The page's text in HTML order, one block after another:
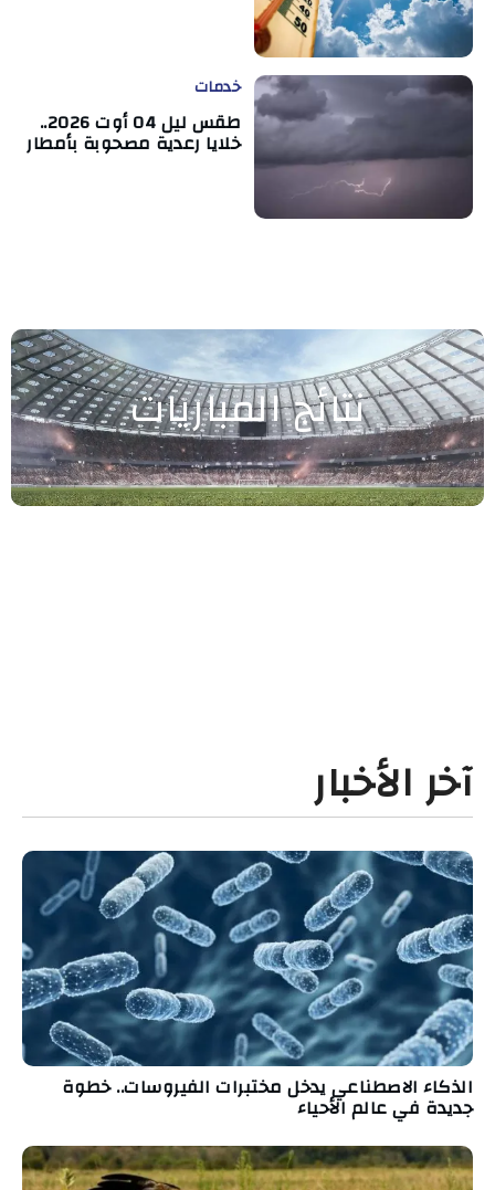
خدمات
طقس ليل 04 أوت 2026..
خلايا رعدية مصحوبة بأمطار
نتائج المباريات
آخر الأخبار
الذكاء الاصطناعي يدخل مختبرات الفيروسات.. خطوة
جديدة في عالم الأحياء